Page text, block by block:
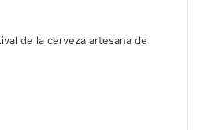
de la cerveza artesana de